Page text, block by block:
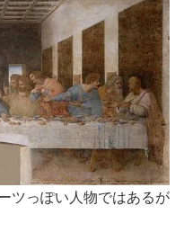
ツっぽい人物ではあるが